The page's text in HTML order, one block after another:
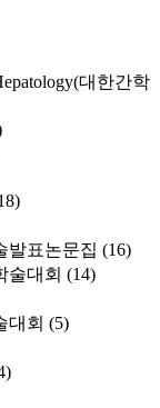
대한간학
발표논문집 (16)
술대회 (14)
대회 (5)